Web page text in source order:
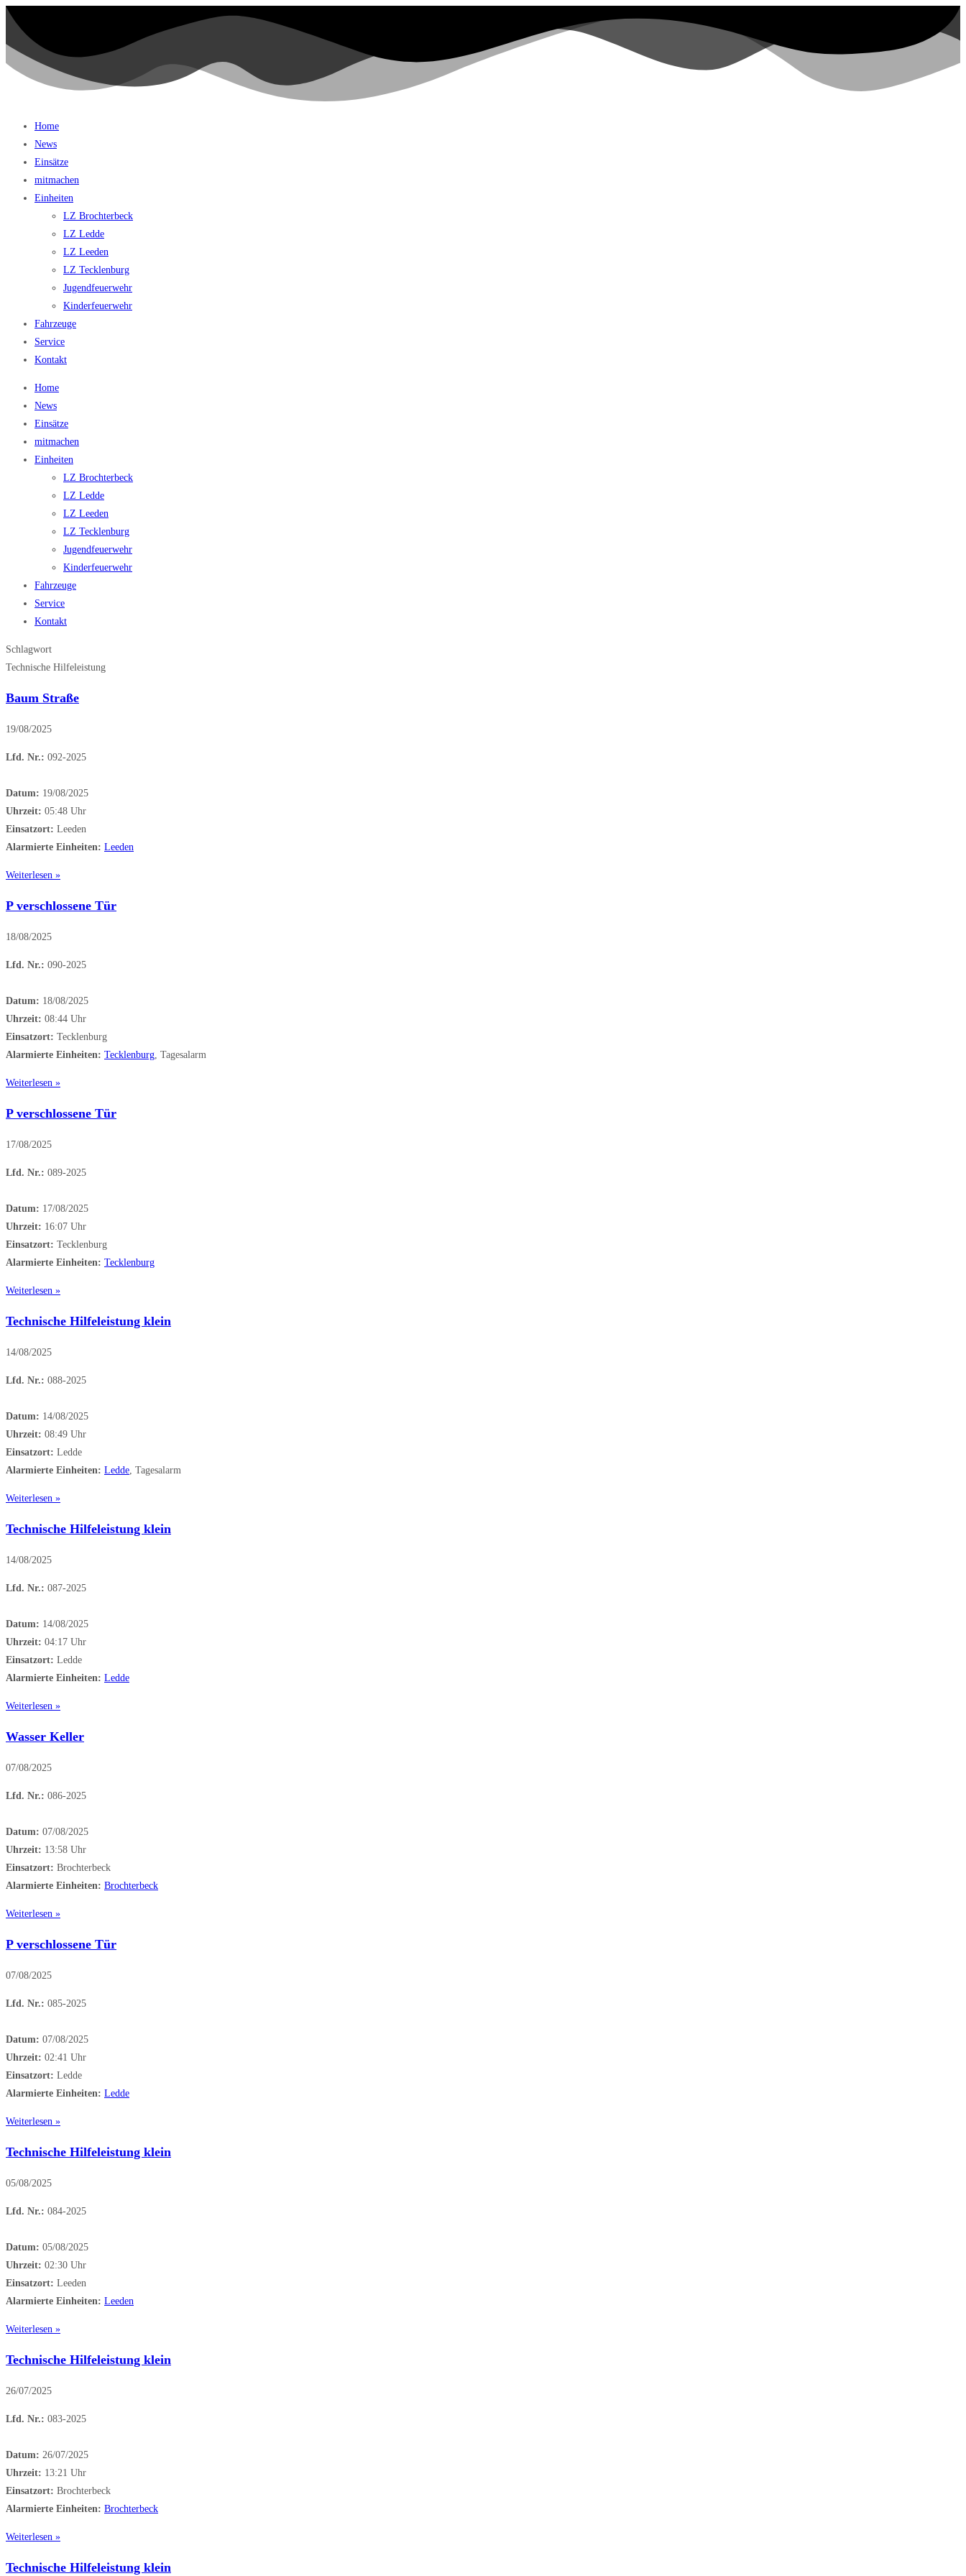
Home
News
Einsätze
mitmachen
Einheiten
LZ Brochterbeck
LZ Ledde
LZ Leeden
LZ Tecklenburg
Jugendfeuerwehr
Kinderfeuerwehr
Fahrzeuge
Service
Kontakt
Home
News
Einsätze
mitmachen
Einheiten
LZ Brochterbeck
LZ Ledde
LZ Leeden
LZ Tecklenburg
Jugendfeuerwehr
Kinderfeuerwehr
Fahrzeuge
Service
Kontakt
Schlagwort
Technische Hilfeleistung
Baum Straße
19/08/2025
Lfd. Nr.: 092-2025
Datum: 19/08/2025
Uhrzeit: 05:48 Uhr
Einsatzort: Leeden
Alarmierte Einheiten: Leeden
Weiterlesen »
P verschlossene Tür
18/08/2025
Lfd. Nr.: 090-2025
Datum: 18/08/2025
Uhrzeit: 08:44 Uhr
Einsatzort: Tecklenburg
Alarmierte Einheiten: Tecklenburg , Tagesalarm
Weiterlesen »
P verschlossene Tür
17/08/2025
Lfd. Nr.: 089-2025
Datum: 17/08/2025
Uhrzeit: 16:07 Uhr
Einsatzort: Tecklenburg
Alarmierte Einheiten: Tecklenburg
Weiterlesen »
Technische Hilfeleistung klein
14/08/2025
Lfd. Nr.: 088-2025
Datum: 14/08/2025
Uhrzeit: 08:49 Uhr
Einsatzort: Ledde
Alarmierte Einheiten: Ledde , Tagesalarm
Weiterlesen »
Technische Hilfeleistung klein
14/08/2025
Lfd. Nr.: 087-2025
Datum: 14/08/2025
Uhrzeit: 04:17 Uhr
Einsatzort: Ledde
Alarmierte Einheiten: Ledde
Weiterlesen »
Wasser Keller
07/08/2025
Lfd. Nr.: 086-2025
Datum: 07/08/2025
Uhrzeit: 13:58 Uhr
Einsatzort: Brochterbeck
Alarmierte Einheiten: Brochterbeck
Weiterlesen »
P verschlossene Tür
07/08/2025
Lfd. Nr.: 085-2025
Datum: 07/08/2025
Uhrzeit: 02:41 Uhr
Einsatzort: Ledde
Alarmierte Einheiten: Ledde
Weiterlesen »
Technische Hilfeleistung klein
05/08/2025
Lfd. Nr.: 084-2025
Datum: 05/08/2025
Uhrzeit: 02:30 Uhr
Einsatzort: Leeden
Alarmierte Einheiten: Leeden
Weiterlesen »
Technische Hilfeleistung klein
26/07/2025
Lfd. Nr.: 083-2025
Datum: 26/07/2025
Uhrzeit: 13:21 Uhr
Einsatzort: Brochterbeck
Alarmierte Einheiten: Brochterbeck
Weiterlesen »
Technische Hilfeleistung klein